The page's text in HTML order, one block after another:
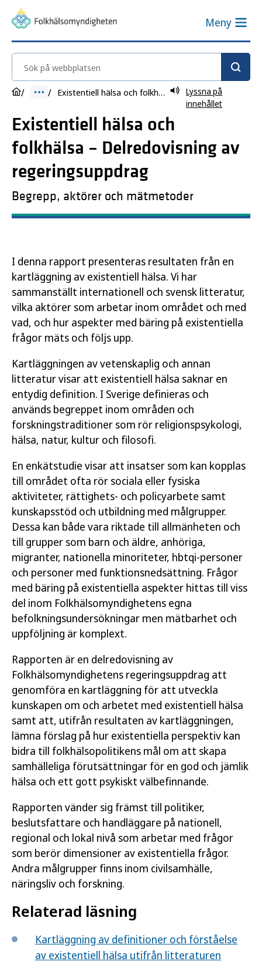
Meny
Sök på webbplatsen
Existentiell hälsa och folkhälsa – Delredovisning av regeringsuppdrag
Lyssna på
innehållet
Existentiell hälsa och
folkhälsa – Delredovisning av
regeringsuppdrag
Begrepp, aktörer och mätmetoder
I denna rapport presenteras resultaten från en
kartläggning av existentiell hälsa. Vi har
sammanställt internationell och svensk litteratur,
vilka aktörer som arbetar inom området och med
vad, och hur aspekter med bäring på existentiella
frågor mäts och följs upp.
Kartläggningen av vetenskaplig och annan
litteratur visar att existentiell hälsa saknar en
entydig definition. I Sverige definieras och
används begreppet inom områden och
forskningstraditioner som rör religionspsykologi,
hälsa, natur, kultur och filosofi.
En enkätstudie visar att insatser som kan kopplas
till området ofta rör sociala eller fysiska
aktiviteter, rättighets- och policyarbete samt
kunskapsstöd och utbildning med målgrupper.
Dessa kan både vara riktade till allmänheten och
till grupper som barn och äldre, anhöriga,
migranter, nationella minoriteter, hbtqi-personer
och personer med funktionsnedsättning. Frågor
med bäring på existentiella aspekter hittas till viss
del inom Folkhälsomyndighetens egna
befolkningsundersökningar men mätbarhet och
uppföljning är komplext.
Rapporten är en delredovisning av
Folkhälsomyndighetens regeringsuppdrag att
genomföra en kartläggning för att utveckla
kunskapen om och arbetet med existentiell hälsa
samt att, utifrån resultaten av kartläggningen,
lämna förslag på hur existentiella perspektiv kan
bidra till folkhälsopolitikens mål om att skapa
samhälleliga förutsättningar för en god och jämlik
hälsa och ett gott psykiskt välbefinnande.
Rapporten vänder sig främst till politiker,
beslutsfattare och handläggare på nationell,
regional och lokal nivå som arbetar med frågor
som berör dimensioner av existentiella frågor.
Andra målgrupper finns inom civilsamhälle,
näringsliv och forskning.
Relaterad läsning
Kartläggning av definitioner och förståelse
av existentiell hälsa utifrån litteraturen